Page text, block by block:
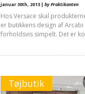
januar 30th, 2013 | by Praktikanten
Hos Versace skal
er butikkens design af
forholdsvis simpelt. Det er
Tøjbutik